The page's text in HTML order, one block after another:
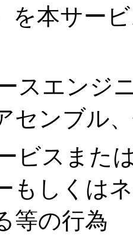
を本サー
スエンジ
センブル
ビスまた
もしくは
等の行為